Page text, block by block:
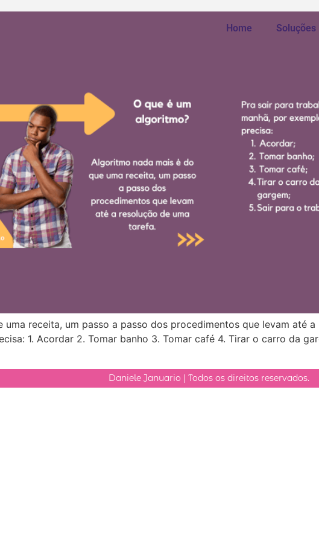
Home Soluções
receita, um passo a passo dos procedimentos que levam até
1. Acordar 2. Tomar banho 3. Tomar café 4. Tirar o carro da
Daniele Januario | Todos os direitos reservados.